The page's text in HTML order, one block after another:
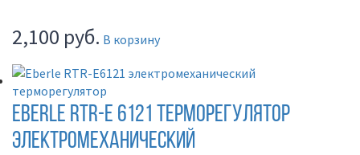
2,100 руб. В корзину
Eberle RTR-E 6121 Терморегулятор
электромеханический